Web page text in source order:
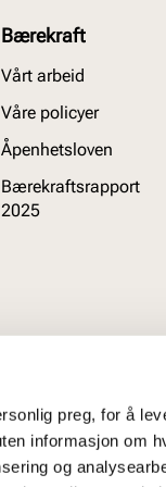
preg, for å
informasjon om
og
Bærekraft
Vårt arbeid
Våre policyer
Åpenhetsloven
Bærekraftsrapport
2025